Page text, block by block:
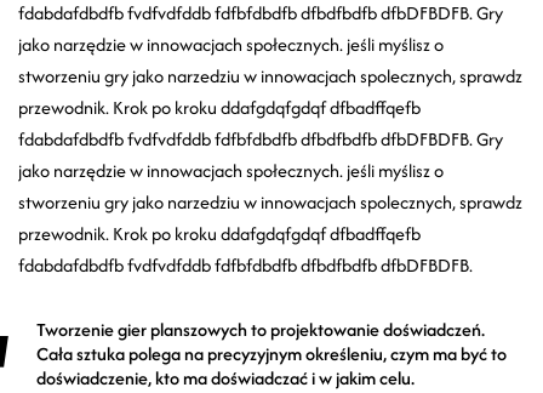
fdabdafdbdfb fvdfvdfddb fdfbfdbdfb dfbdfbdfb dfbDFBDFB. Gry
jako narzędzie w innowacjach społecznych. jeśli myślisz o
stworzeniu gry jako narzedziu w innowacjach spolecznych, sprawdz
przewodnik. Krok po kroku ddafgdqfgdqf dfbadffqefb
fdabdafdbdfb fvdfvdfddb fdfbfdbdfb dfbdfbdfb dfbDFBDFB. Gry
jako narzędzie w innowacjach społecznych. jeśli myślisz o
stworzeniu gry jako narzedziu w innowacjach spolecznych, sprawdz
przewodnik. Krok po kroku ddafgdqfgdqf dfbadffqefb
fdabdafdbdfb fvdfvdfddb fdfbfdbdfb dfbdfbdfb dfbDFBDFB.
Tworzenie gier planszowych to projektowanie doświadczeń.
Cała sztuka polega na precyzyjnym określeniu, czym ma być to
doświadczenie, kto ma doświadczać i w jakim celu.